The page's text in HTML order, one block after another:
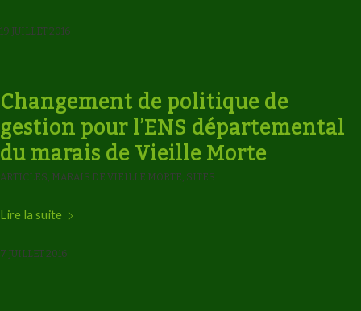
19 JUILLET 2016
Changement de politique de
gestion pour l’ENS départemental
du marais de Vieille Morte
ARTICLES, MARAIS DE VIEILLE MORTE, SITES
Lire la suite
7 JUILLET 2016